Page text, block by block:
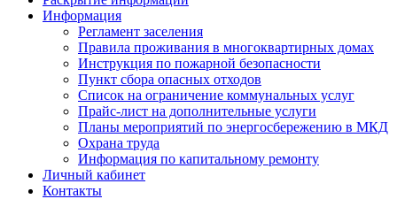
Информация
Регламент заселения
Правила проживания в многоквартирных домах
Инструкция по пожарной безопасности
Пункт сбора опасных отходов
Список на ограничение коммунальных услуг
Прайс-лист на дополнительные услуги
Планы мероприятий по энергосбережению в МКД
Охрана труда
Информация по капитальному ремонту
Личный кабинет
Контакты